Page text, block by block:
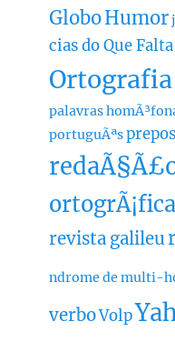
GloboHumor
cias do Que Falta
Ortografia
palavras
portuguÃªs
ortogrÃ¡fica
revista galileu
ndrome de multi-
verboVolp